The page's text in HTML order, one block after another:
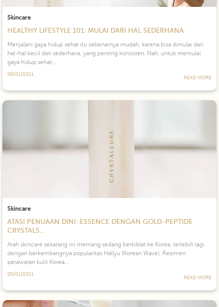
Skincare
HEALTHY LIFESTYLE 101: MULAI DARI HAL SEDERHANA
Menjalani gaya hidup sehat itu sebenarnya mudah, karena bisa dimulai dari
hal-hal kecil dan sederhana, yang penting konsisten. Nah, untuk memulai
gaya hidup sehat,…
06/01/2021
READ MORE
Skincare
ATASI PENUAAN DINI: ESSENCE DENGAN GOLD-PEPTIDE
CRYSTALS…
Arah skincare sekarang ini memang sedang berkiblat ke Korea, terlebih lagi
dengan berkembangnya popularitas Hallyu (Korean Wave). Resimen
perawatan kulit Korea…
05/01/2021
READ MORE